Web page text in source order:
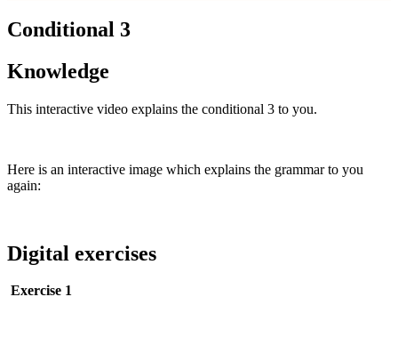
Conditional 3
Knowledge
This interactive video explains the conditional 3 to you.
Here is an interactive image which explains the grammar to you
again:
Digital exercises
Exercise 1